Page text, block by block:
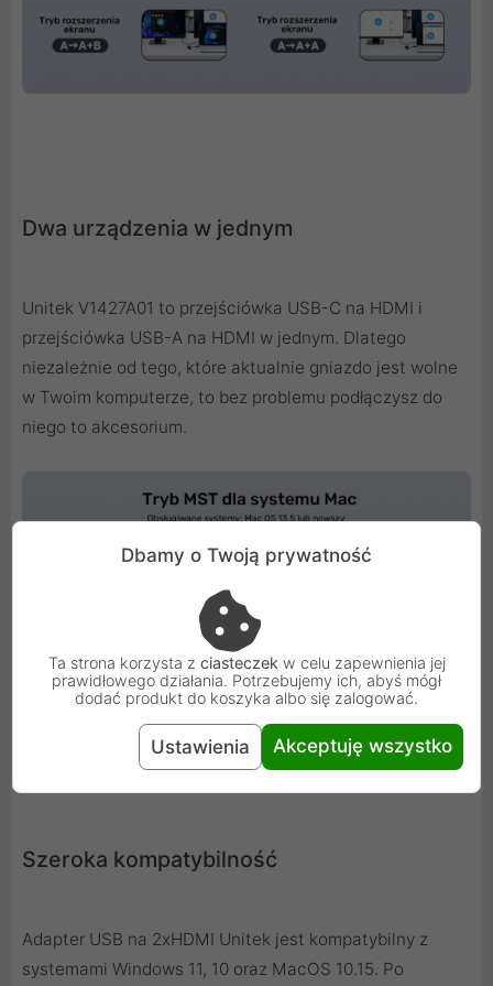
Dwa urządzenia w jednym
Unitek V1427A01 to przejściówka USB-C na HDMI i
przejściówka USB-A na HDMI w jednym. Dlatego
niezależnie od tego, które aktualnie gniazdo jest wolne
w Twoim komputerze, to bez problemu podłączysz do
niego to akcesorium.
Szeroka kompatybilność
Adapter USB na 2xHDMI Unitek jest kompatybilny z
systemami Windows 11, 10 oraz MacOS 10.15. Po
Dbamy o Twoją prywatność
Ta strona korzysta z ciasteczek w celu zapewnienia jej
prawidłowego działania. Potrzebujemy ich, abyś mógł
dodać produkt do koszyka albo się zalogować.
Ustawienia Akceptuję wszystko